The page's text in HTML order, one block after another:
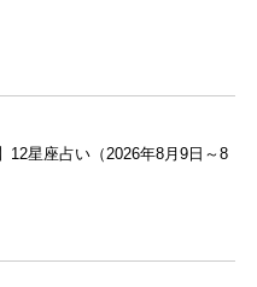
12星座占い（2026年8月9日～8